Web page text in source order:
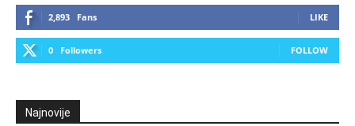
2,893 Fans LIKE
0 Followers FOLLOW
Najnovije